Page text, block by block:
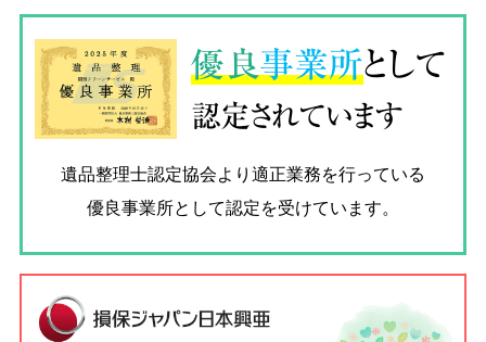
優良事業所として
認定されています
遺品整理士認定協会より適正業務を行っている
優良事業所として認定を受けています。